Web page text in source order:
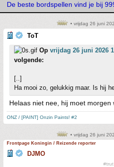
De beste bordspellen vind je bij
• vrijdag 26 juni
ToT
Op vrijdag 26 juni 2026
volgende:
[..]
Ha mooi zo, gelukkig maar. Is hij
Helaas niet nee, hij moet morgen
ONZ / [PAINT] Onzin Paints! #2
• vrijdag 26 juni
Frontpage Koningin / Reizende reporter
DJMO
#trut